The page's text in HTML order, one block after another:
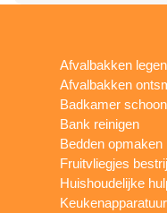
Afvalbakken legen
Afvalbakken
Badkamer
Bank reinigen
Bedden opmaken
Fruitvliegjes
Huishoudelijke